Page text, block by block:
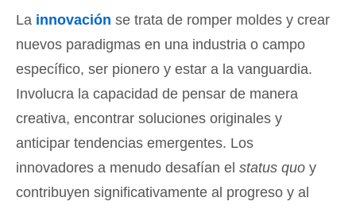
La innovación se trata de romper moldes y crear
nuevos paradigmas en una industria o campo
específico, ser pionero y estar a la vanguardia.
Involucra la capacidad de pensar de manera
creativa, encontrar soluciones originales y
anticipar tendencias emergentes. Los
innovadores a menudo desafían el status quo y
contribuyen significativamente al progreso y al